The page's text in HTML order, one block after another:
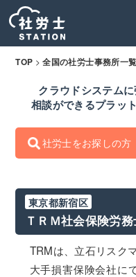
TOP >全国の社労士事務所一覧
クラウドシステム
相談ができるプラッ
社労士をお探しの方
東京都新宿区
ＴＲＭ社会保険労
TRMは、立石リスク
大手損害保険会社に